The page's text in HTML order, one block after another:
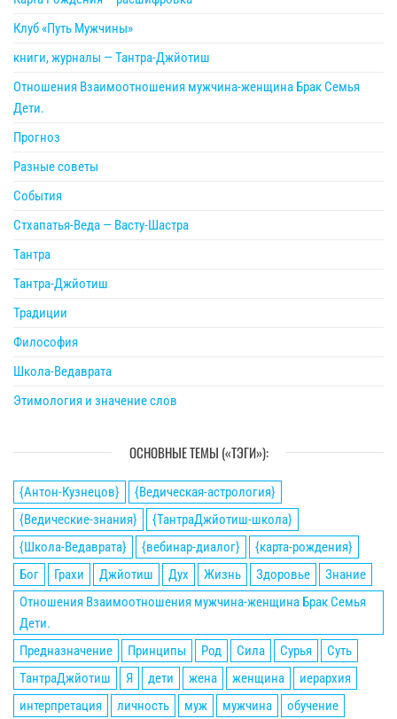
Клуб «Путь Мужчины»
книги, журналы — Тантра-Джйотиш
Отношения Взаимоотношения мужчина-женщина Брак Семья
Дети.
Прогноз
Разные советы
События
Стхапатья-Веда — Васту-Шастра
Тантра
Тантра-Джйотиш
Традиции
Философия
Школа-Ведаврата
Этимология и значение слов
ОСНОВНЫЕ ТЕМЫ («ТЭГИ»):
{Антон-Кузнецов}
{Ведическая-астрология}
{Ведические-знания}
{ТантраДжйотиш-школа}
{Школа-Ведаврата}
{вебинар-диалог}
{карта-рождения}
Бог
Грахи Джйотиш Дух Жизнь Здоровье
Знание
Отношения Взаимоотношения мужчина-женщина Брак Семья
Дети.
Предназначение
Принципы Род Сила Сурья
Суть
ТантраДжйотиш
Я дети жена женщина
иерархия
интерпретация
личность муж мужчина обучение